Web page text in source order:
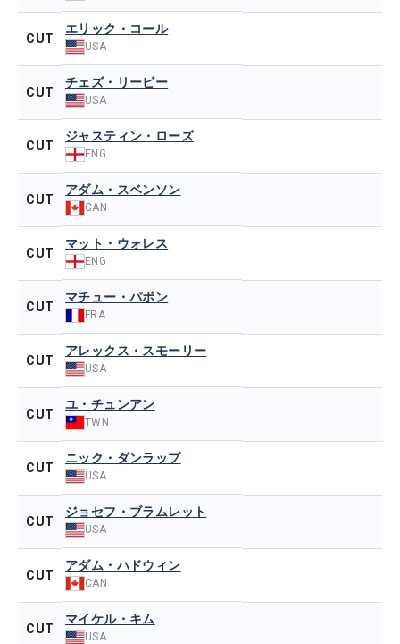
CUT
エリック・コール
USA
CUT
チェズ・リービー
USA
CUT
ジャスティン・ローズ
ENG
CUT
アダム・スベンソン
CAN
CUT
マット・ウォレス
ENG
CUT
マチュー・パボン
FRA
CUT
アレックス・スモーリー
USA
CUT
ユ・チュンアン
TWN
CUT
ニック・ダンラップ
USA
CUT
ジョセフ・ブラムレット
USA
CUT
アダム・ハドウィン
CAN
CUT
マイケル・キム
USA